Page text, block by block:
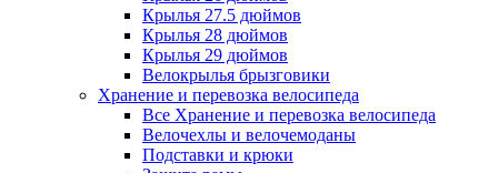
Крылья 27.5 дюймов
Крылья 28 дюймов
Крылья 29 дюймов
Велокрылья брызговики
Хранение и перевозка велосипеда
Все Хранение и перевозка велосипеда
Велочехлы и велочемоданы
Подставки и крюки